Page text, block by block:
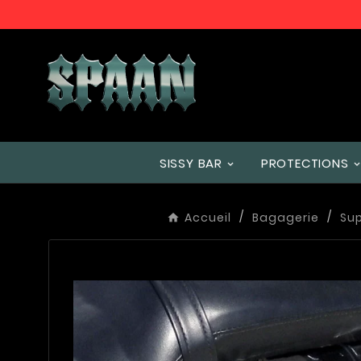
SISSY BAR PROTECTIONS
Accueil Bagagerie